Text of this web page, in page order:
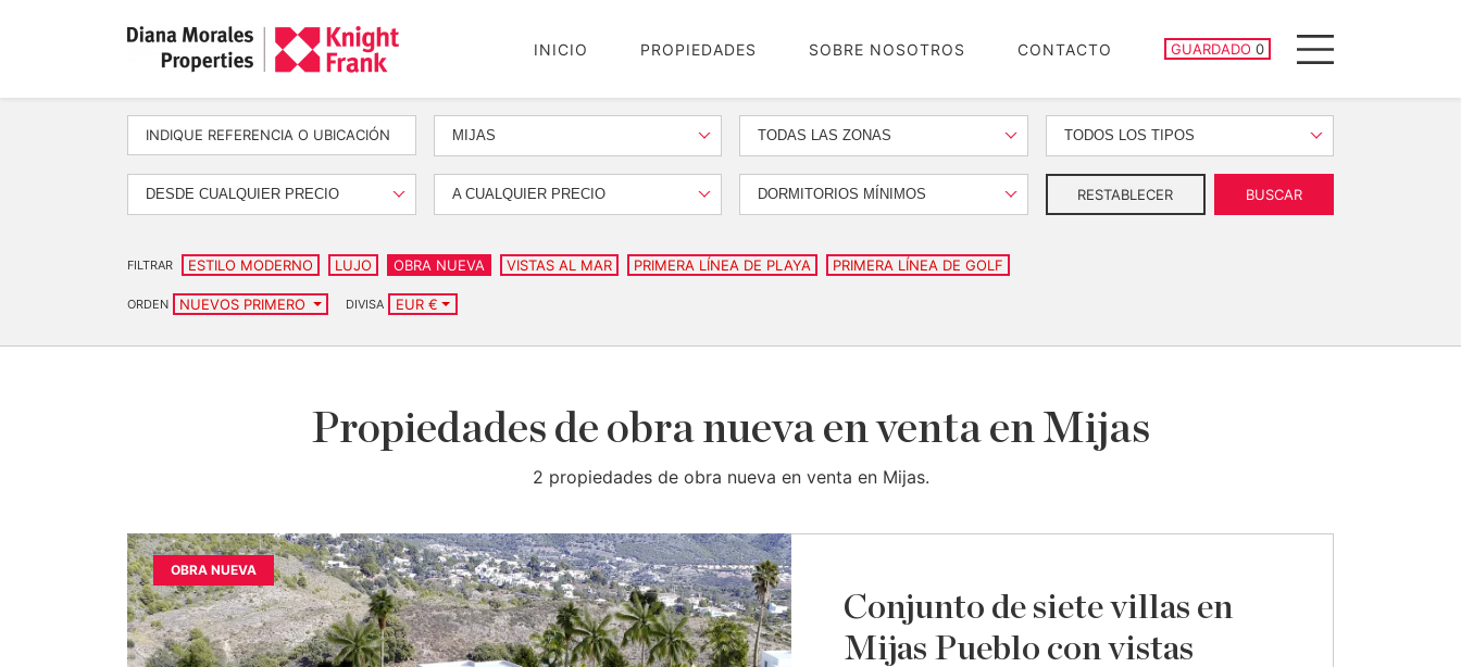
INICIO PROPIEDADES SOBRE NOSOTROS CONTACTO GUARDADO 0
PROPIEDADES GUARDADAS
Menu
MIJAS TODAS LAS ZONAS TODOS LOS TIPOS
DESDE CUALQUIER PRECIO A CUALQUIER PRECIO DORMITORIOS MÍNIMOS RESTABLECER BUSCAR
FILTRAR ESTILO MODERNO LUJO OBRA NUEVA VISTAS AL MAR PRIMERA LÍNEA DE PLAYA PRIMERA LÍNEA DE GOLF
ORDEN NUEVOS PRIMERO DIVISA EUR €
Propiedades de obra nueva en venta en Mijas
2 propiedades de obra nueva en venta en Mijas.
OBRA NUEVA
Conjunto de siete villas en
Mijas Pueblo con vistas